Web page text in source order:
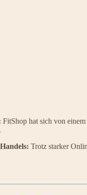
FitShop hat sich von
Trotz starker